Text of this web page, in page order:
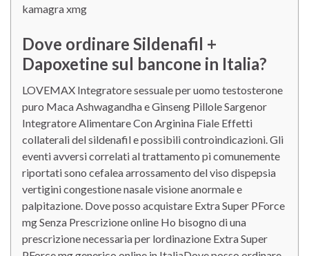
kamagra xmg
Dove ordinare Sildenafil +
Dapoxetine sul bancone in Italia?
LOVEMAX Integratore sessuale per uomo testosterone
puro Maca Ashwagandha e Ginseng Pillole Sargenor
Integratore Alimentare Con Arginina Fiale Effetti
collaterali del sildenafil e possibili controindicazioni. Gli
eventi avversi correlati al trattamento pi comunemente
riportati sono cefalea arrossamento del viso dispepsia
vertigini congestione nasale visione anormale e
palpitazione. Dove posso acquistare Extra Super PForce
mg Senza Prescrizione online Ho bisogno di una
prescrizione necessaria per lordinazione Extra Super